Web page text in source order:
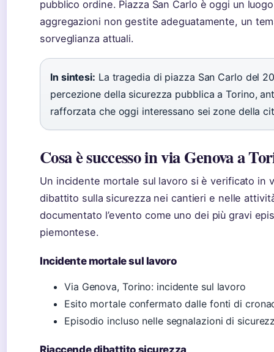
pubblico ordine. Piazza San Carlo è oggi un
aggregazioni non gestite adeguatamente, un
sorveglianza attuali.
In sintesi: La tragedia di piazza San Carlo del
percezione della sicurezza pubblica a Torino,
rafforzata che oggi interessano sei zone della
Cosa è successo in via Genova a
Un incidente mortale sul lavoro si è verificato in
dibattito sulla sicurezza nei cantieri e nelle
documentato l’evento come uno dei più gravi
piemontese.
Incidente mortale sul lavoro
Via Genova, Torino: incidente sul lavoro
Esito mortale confermato dalle fonti di
Episodio incluso nelle segnalazioni di